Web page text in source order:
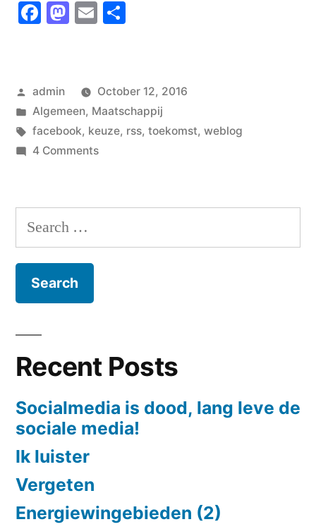
Facebook
Mastodon
Email
Posted
by
admin
October 12, 2016
Posted
in
Algemeen, Maatschappij
Tags:
facebook, keuze, rss, toekomst, weblog
4 Commentson
Search
for:
Recent Posts
Socialmedia is dood, lang leve de
sociale media!
Ik luister
Vergeten
Energiewingebieden (2)